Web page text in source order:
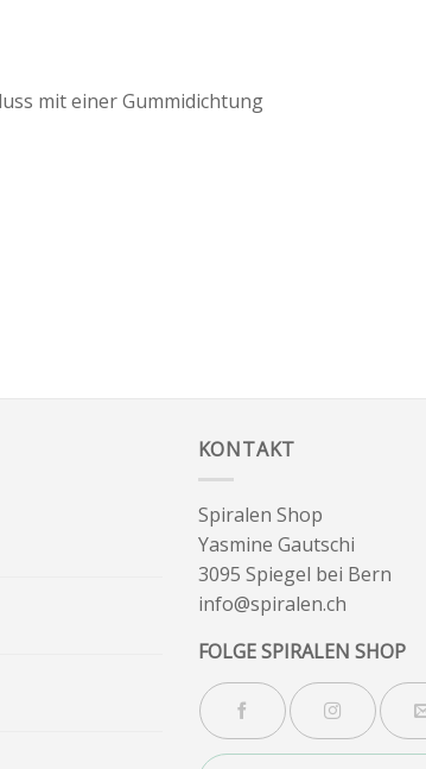
mit einer Gummidichtung
KONTAKT
Spiralen Shop
Yasmine Gautschi
3095 Spiegel bei Bern
info@spiralen.ch
FOLGE SPIRALEN SHOP